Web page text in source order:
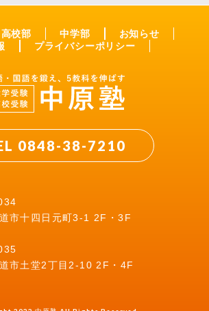
高校部 中学部
お知らせ
プライバシーポリシー
0848-38-7210
市十四日元町3-1 2F・3F
市土堂2丁目2-10 2F・4F